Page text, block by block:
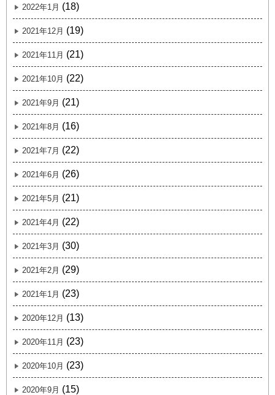
2022年1月 (18)
2021年12月 (19)
2021年11月 (21)
2021年10月 (22)
2021年9月 (21)
2021年8月 (16)
2021年7月 (22)
2021年6月 (26)
2021年5月 (21)
2021年4月 (22)
2021年3月 (30)
2021年2月 (29)
2021年1月 (23)
2020年12月 (13)
2020年11月 (23)
2020年10月 (23)
2020年9月 (15)